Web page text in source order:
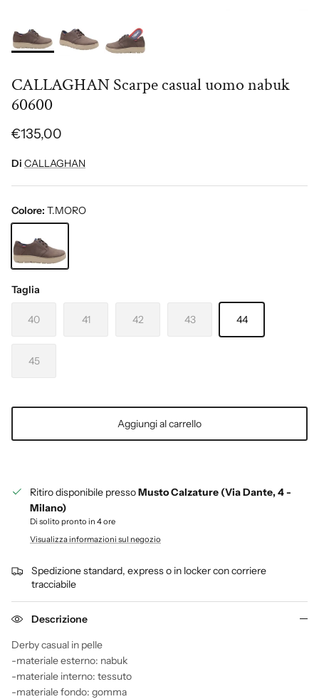
CALLAGHAN Scarpe casual uomo nabuk
60600
€135,00
Di CALLAGHAN
Colore: T.MORO
Taglia
40 41 42 43 44
45
Aggiungi al carrello
Ritiro disponibile pressoMusto Calzature (Via Dante, 4 -
Milano)
Di solito pronto in 4 ore
Visualizza informazioni sul negozio
Spedizione standard, express o in locker con corriere
tracciabile
Descrizione
Derby casual in pelle
-materiale esterno: nabuk
-materiale interno: tessuto
-materiale fondo: gomma